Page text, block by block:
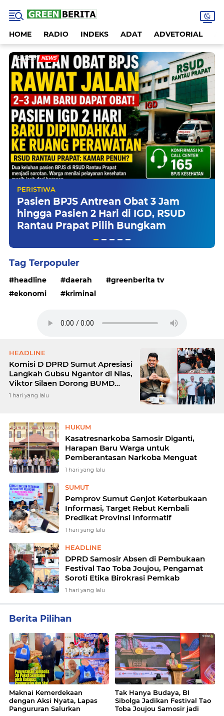
HOME RADIO INDEKS ADAT ADVETORIAL
LATEST NEWS
PERISTIWA
Pasien BPJS Antrean Obat 3 Jam
hingga Pasien 2 Hari di IGD, RSUD
Rantau Prapat Pilih Bungkam
Tag Terpopuler
headline daerah
greenberita tv
ekonomi
kriminal
HEADLINE
Komisi D DPRD Sumut Apresiasi
Langkah Gubsu Ngantor di Nias,
Viktor Silaen Dorong BUMD
Kelola Rumput Laut
1 hari yang lalu
HUKUM
Kasatresnarkoba Samosir Diganti,
Harapan Baru Warga untuk
Pemberantasan Narkoba Menguat
1 hari yang lalu
SUMUT
Pemprov Sumut Genjot Keterbukaan
Informasi, Target Rebut Kembali
Predikat Provinsi Informatif
1 hari yang lalu
HEADLINE
DPRD Samosir Absen di Pembukaan
Festival Tao Toba Joujou, Pengamat
Soroti Etika Birokrasi Pemkab
1 hari yang lalu
Berita Pilihan
Maknai Kemerdekaan
dengan Aksi Nyata, Lapas
Pangururan Salurkan
Tak Hanya Budaya, BI
Sibolga Jadikan Festival Tao
Toba Joujou Samosir jadi